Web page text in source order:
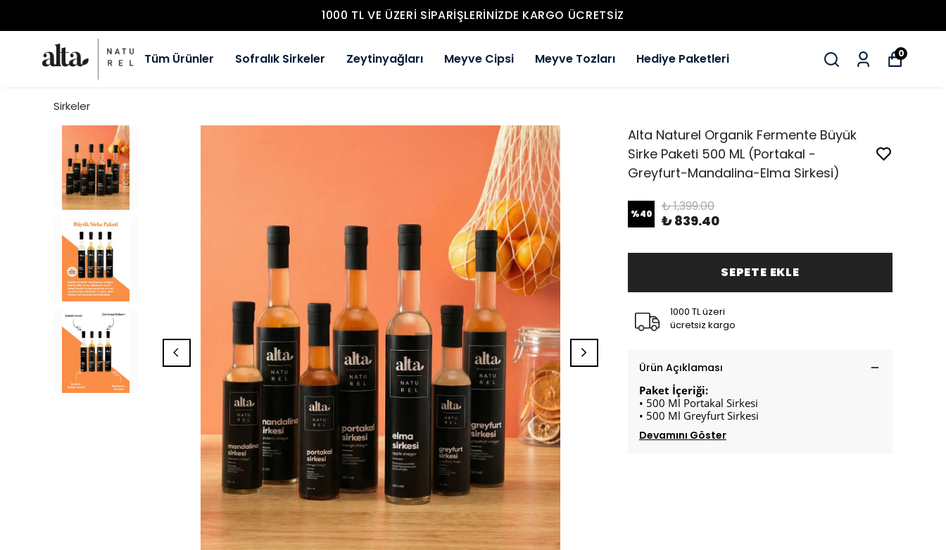
1000 TL VE ÜZERI SIPARIŞLERINIZDE KARGO ÜCRETSIZ
Tüm Ürünler Sofralık Sirkeler Zeytinyağları Meyve Cipsi Meyve Tozları Hediye Paketleri 0
Sirkeler
Alta Naturel Organik Fermente Büyük
Sirke Paketi 500 ML (Portakal -
Greyfurt-Mandalina-Elma Sirkesi)
%40 ₺ 1,399.00
₺ 839.40
SEPETE EKLE
1000 TL üzeri
ücretsiz kargo
Ürün Açıklaması
Paket İçeriği:
• 500 Ml Portakal Sirkesi
• 500 Ml Greyfurt Sirkesi
Devamını Göster